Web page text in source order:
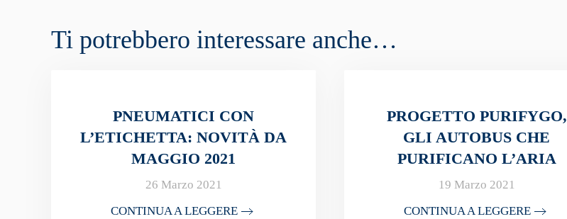
Ti potrebbero interessare anche…
PNEUMATICI CON
L’ETICHETTA: NOVITÀ DA
MAGGIO 2021
26 Marzo 2021
CONTINUA A LEGGERE
PROGETTO PURIFYGO,
GLI AUTOBUS CHE
PURIFICANO L’ARIA
19 Marzo 2021
CONTINUA A LEGGERE